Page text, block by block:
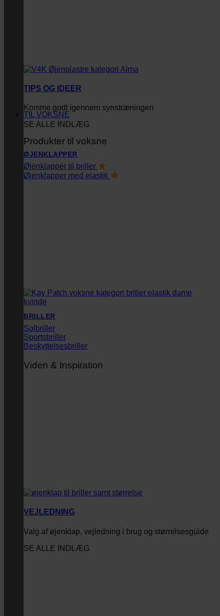
TIPS OG IDEER
Komme godt igennem synstræningen
SE ALLE INDLÆG
TIL VOKSNE
Produkter til voksne
ØJENKLAPPER
Øjenklapper til briller
Øjenklapper med elastik
BRILLER
Solbriller
Sportsbriller
Beskyttelsesbriller
Viden & Inspiration
VEJLEDNING
Valg af øjenklap, vejledning i brug og størrelsesguide
SE ALLE INDLÆG